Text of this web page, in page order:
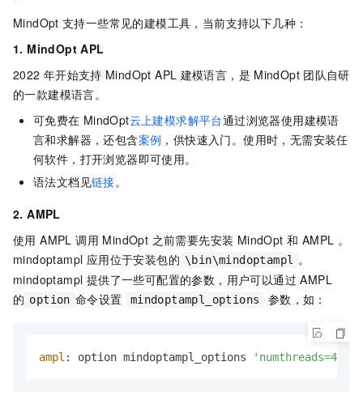
MindOpt 支持一些常见的建模工具，当前支持以下几种：
1. MindOpt APL
2022 年开始支持 MindOpt APL 建模语言，是 MindOpt 团队自研
的一款建模语言。
可免费在 MindOpt云上建模求解平台通过浏览器使用建模语
言和求解器，还包含案例 ，供快速入门。使用时，无需安装任
何软件，打开浏览器即可使用。
语法文档见链接。
2. AMPL
使用 AMPL 调用 MindOpt 之前需要先安装 MindOpt 和 AMPL 。
mindoptampl 应用位于安装包的 \bin\mindoptampl
。
mindoptampl 提供了一些可配置的参数，用户可以通过 AMPL
的 option 命令设置 mindoptampl_options 参数，如：
ampl : option mindoptampl_options 'numthreads=4